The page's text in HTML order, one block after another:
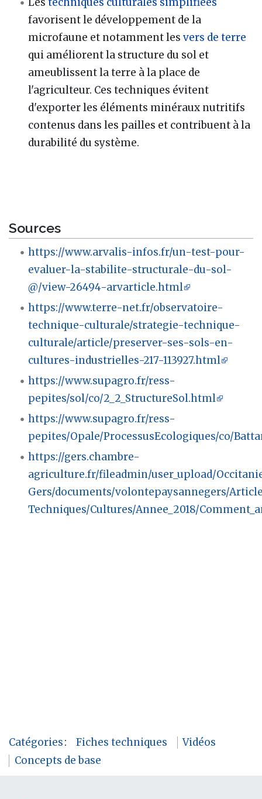
favorisent le développement de la
microfaune et notamment lesvers de terre
qui améliorent la structure du sol et
ameublissent la terre à la place de
l'agriculteur. Ces techniques évitent
d'exporter les éléments minéraux nutritifs
contenus dans les pailles et contribuent à la
durabilité du système.
Sources
https://www.arvalis-infos.fr/un-test-pour-
evaluer-la-stabilite-structurale-du-sol-
@/view-26494-arvarticle.html
https://www.terre-net.fr/observatoire-
technique-culturale/strategie-technique-
culturale/article/preserver-ses-sols-en-
cultures-industrielles-217-113927.html
https://www.supagro.fr/ress-
pepites/sol/co/2_2_StructureSol.html
https://www.supagro.fr/ress-
pepites/Opale/ProcessusEcologiques/co/
https://gers.chambre-
agriculture.fr/fileadmin/user_upload/
Gers/documents/volontepaysannegers/
Techniques/Cultures/Annee_2018/
Catégories: Fiches techniques
Vidéos
Concepts de base